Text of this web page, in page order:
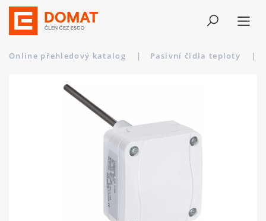
Online přehledový katalog | Pasivní čidla teploty |